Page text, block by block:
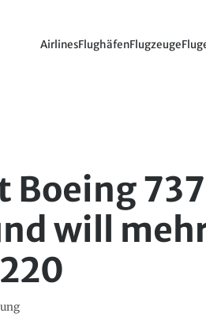
AirlinesFlughäfenFlugzeuge
will